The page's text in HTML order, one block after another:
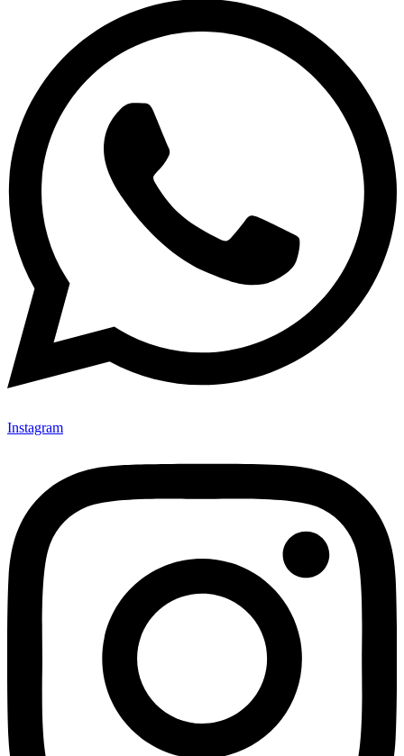
Instagram